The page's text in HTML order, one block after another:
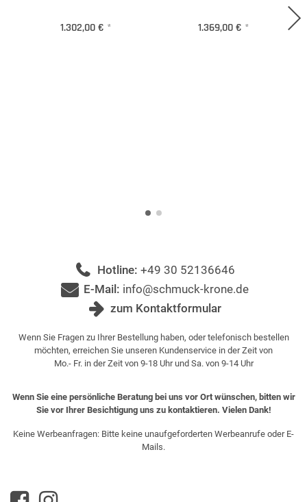
1.302,00 € * 1.369,00 € *
Hotline: +49 30 52136646
E-Mail: info@schmuck-krone.de
zum Kontaktformular
Wenn Sie Fragen zu Ihrer Bestellung haben, oder telefonisch bestellen
möchten, erreichen Sie unseren Kundenservice in der Zeit von
Mo.- Fr. in der Zeit von 9-18 Uhr und Sa. von 9-14 Uhr
Wenn Sie eine persönliche Beratung bei uns vor Ort wünschen, bitten wir
Sie vor Ihrer Besichtigung uns zu kontaktieren. Vielen Dank!
Keine Werbeanfragen: Bitte keine unaufgeforderten Werbeanrufe oder E-
Mails.